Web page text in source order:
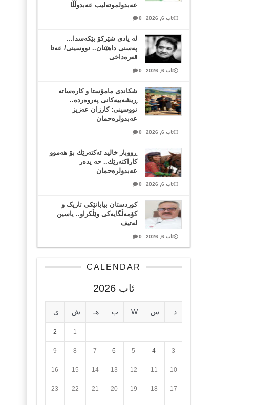
عەبدولموتەلیب عەبدوڵڵا
ئاب 6, 2026 0
لە یادی شێرکۆ بێکەسدا…
پەسنی داهێنان.. نووسینی/ عەتا
قەرەداخی
ئاب 6, 2026 0
شکاندی مامۆستا و کارەساتە
ڕیشەییەکانی پەروەردە..
نووسینی: کارزان عەزیز
عەبدولرەحمان
ئاب 6, 2026 0
ڕووبار خالید ئەكتەرێك بۆ هەموو
كاراكتەرێك.. حه یدەر
عەبدولرەحمان
ئاب 6, 2026 0
کوردستان بیابانێکی تاریک و
کۆمەڵگایەکی وێڵکراو.. یاسین
لەتیف
ئاب 6, 2026 0
CALENDAR
ئاب 2026
د س W پ هـ ش ی
1
2
3
4
5
6
7
8
9
10
11
12
13
14
15
16
17
18
19
20
21
22
23